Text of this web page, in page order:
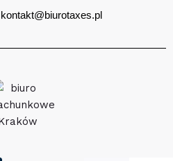
kontakt@biurotaxes.pl